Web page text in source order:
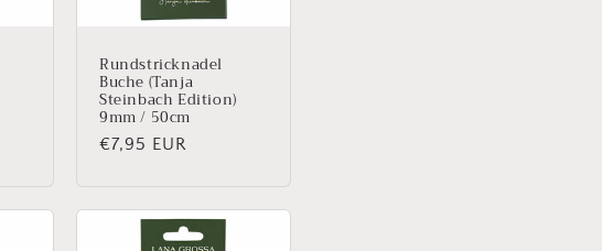
Rundstricknadel
Buche (Tanja
Steinbach Edition)
9mm / 50cm
Normaler
€7,95 EUR